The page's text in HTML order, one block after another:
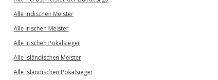
Alle indischen Meister
Alle irischen Meister
Alle irischen Pokalsieger
Alle isländischen Meister
Alle isländischen Pokalsieger